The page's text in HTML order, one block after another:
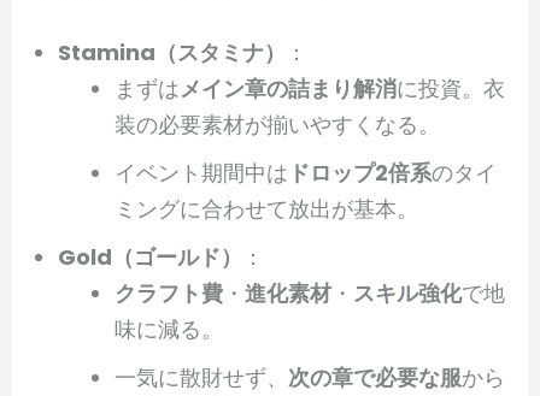
Stamina（スタミナ）
：
まずはメイン章の詰まり解消に投資。衣
装の必要素材が揃いやすくなる。
イベント期間中は ドロップ2倍系のタイ
ミングに合わせて放出が基本。
Gold（ゴールド）
：
クラフト費 ・進化素材・ スキル強化で地
味に減る。
一気に散財せず、 次の章で必要な服から